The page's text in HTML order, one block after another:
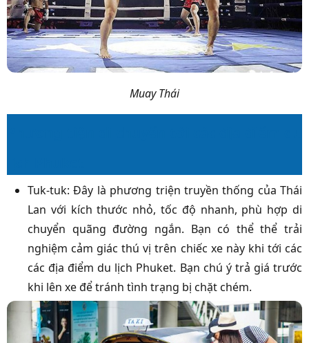
Muay Thái
Tuk-tuk: Đây là phương triện truyền thống của Thái
Lan với kích thước nhỏ, tốc độ nhanh, phù hợp di
chuyển quãng đường ngắn. Bạn có thể thể trải
nghiệm cảm giác thú vị trên chiếc xe này khi tới các
các địa điểm du lịch Phuket. Bạn chú ý trả giá trước
khi lên xe để tránh tình trạng bị chặt chém.